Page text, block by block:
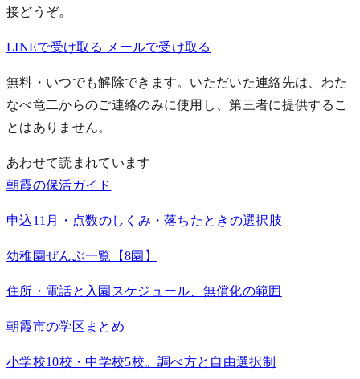
接どうぞ。
LINEで受け取る メールで受け取る
無料・いつでも解除できます。いただいた連絡先は、わた
なべ竜二からのご連絡のみに使用し、第三者に提供するこ
とはありません。
あわせて読まれています
朝霞の保活ガイド
申込11月・点数のしくみ・落ちたときの選択肢
幼稚園ぜんぶ一覧【8園】
住所・電話と入園スケジュール、無償化の範囲
朝霞市の学区まとめ
小学校10校・中学校5校。調べ方と自由選択制